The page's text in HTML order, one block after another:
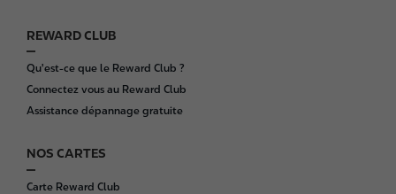
REWARD CLUB
Qu'est-ce que le Reward Club ?
Connectez vous au Reward Club
Assistance dépannage gratuite
NOS CARTES
Carte Reward Club